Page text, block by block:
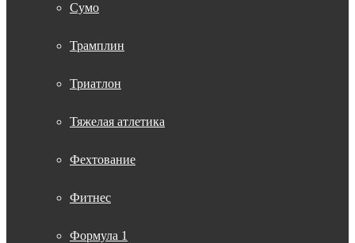
Сумо
Трамплин
Триатлон
Тяжелая атлетика
Фехтование
Фитнес
Формула 1